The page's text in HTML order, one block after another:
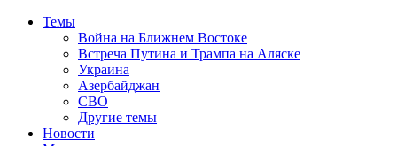
Темы
Война на Ближнем Востоке
Встреча Путина и Трампа на Аляске
Украина
Азербайджан
СВО
Другие темы
Новости